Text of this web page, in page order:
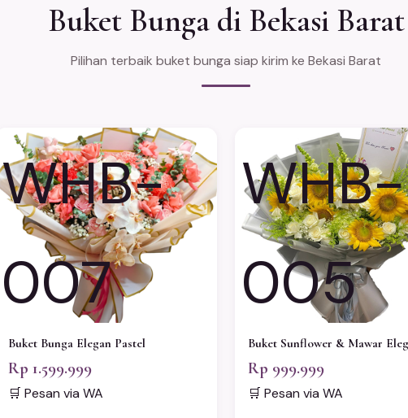
Buket Bunga di Bekasi Barat
Pilihan terbaik buket bunga siap kirim ke Bekasi Barat
WHB-
007
Buket Bunga Elegan Pastel
Rp 1.599.999
🛒 Pesan via WA
WHB-
005
Buket Sunflower & Mawar
Rp 999.999
🛒 Pesan via WA